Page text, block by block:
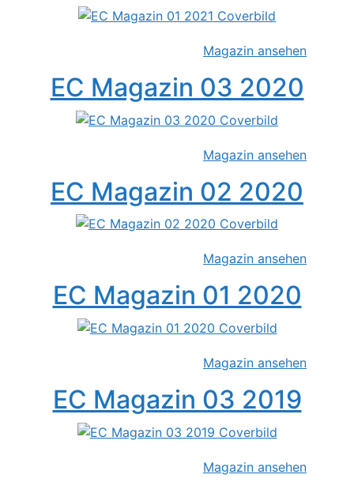
Magazin ansehen
EC Magazin 03 2020
Magazin ansehen
EC Magazin 02 2020
Magazin ansehen
EC Magazin 01 2020
Magazin ansehen
EC Magazin 03 2019
Magazin ansehen